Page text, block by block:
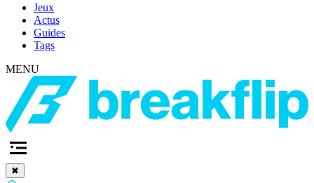
Jeux
Actus
Guides
Tags
MENU
✖